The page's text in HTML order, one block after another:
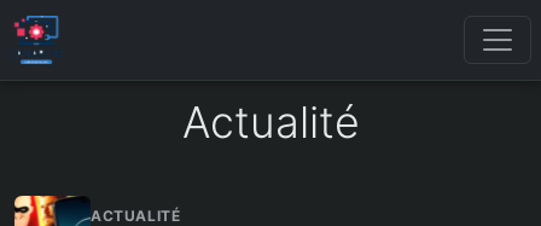
Actualité
ACTUALITÉ